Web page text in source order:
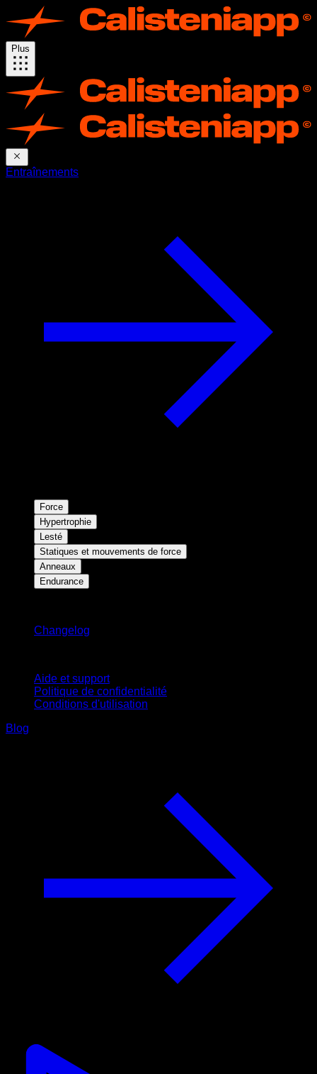
Plus
Entraînements
Force
Hypertrophie
Lesté
Statiques et mouvements de force
Anneaux
Endurance
Changelog
Aide et support
Politique de confidentialité
Conditions d'utilisation
Blog